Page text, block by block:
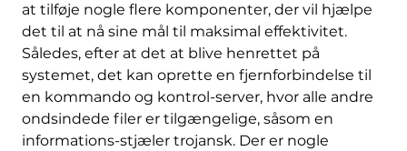
at tilføje nogle flere komponenter, der vil hjælpe
det til at nå sine mål til maksimal effektivitet.
Således, efter at det at blive henrettet på
systemet, det kan oprette en fjernforbindelse til
en kommando og kontrol-server, hvor alle andre
ondsindede filer er tilgængelige, såsom en
informations-stjæler trojansk. Der er nogle